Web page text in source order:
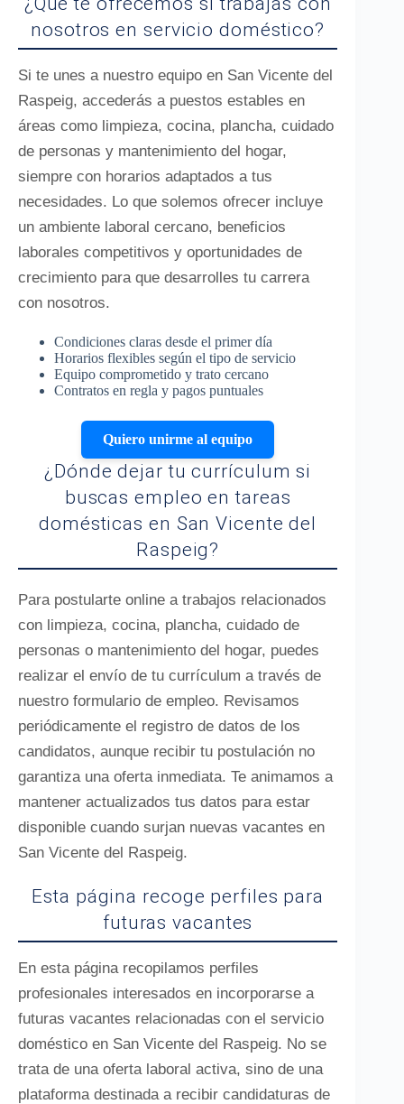
nosotros en servicio doméstico?
Si te unes a nuestro equipo en San Vicente del
Raspeig, accederás a puestos estables en
áreas como limpieza, cocina, plancha, cuidado
de personas y mantenimiento del hogar,
siempre con horarios adaptados a tus
necesidades. Lo que solemos ofrecer incluye
un ambiente laboral cercano, beneficios
laborales competitivos y oportunidades de
crecimiento para que desarrolles tu carrera
con nosotros.
Condiciones claras desde el primer día
Horarios flexibles según el tipo de servicio
Equipo comprometido y trato cercano
Contratos en regla y pagos puntuales
Quiero unirme al equipo
¿Dónde dejar tu currículum si
buscas empleo en tareas
domésticas en San Vicente del
Raspeig?
Para postularte online a trabajos relacionados
con limpieza, cocina, plancha, cuidado de
personas o mantenimiento del hogar, puedes
realizar el envío de tu currículum a través de
nuestro formulario de empleo. Revisamos
periódicamente el registro de datos de los
candidatos, aunque recibir tu postulación no
garantiza una oferta inmediata. Te animamos a
mantener actualizados tus datos para estar
disponible cuando surjan nuevas vacantes en
San Vicente del Raspeig.
Esta página recoge perfiles para
futuras vacantes
En esta página recopilamos perfiles
profesionales interesados en incorporarse a
futuras vacantes relacionadas con el servicio
doméstico en San Vicente del Raspeig. No se
trata de una oferta laboral activa, sino de una
plataforma destinada a recibir candidaturas de